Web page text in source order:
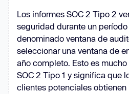
Los informes SOC 2 Tipo 2
seguridad durante un
denominado ventana de
seleccionar una ventana de
año completo. Esto es
SOC 2 Tipo 1 y significa que
clientes potenciales